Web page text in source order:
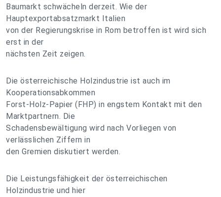
Baumarkt schwächeln derzeit. Wie der
Hauptexportabsatzmarkt Italien
von der Regierungskrise in Rom betroffen ist wird sich
erst in der
nächsten Zeit zeigen.
Die österreichische Holzindustrie ist auch im
Kooperationsabkommen
Forst-Holz-Papier (FHP) in engstem Kontakt mit den
Marktpartnern. Die
Schadensbewältigung wird nach Vorliegen von
verlässlichen Ziffern in
den Gremien diskutiert werden.
Die Leistungsfähigkeit der österreichischen
Holzindustrie und hier